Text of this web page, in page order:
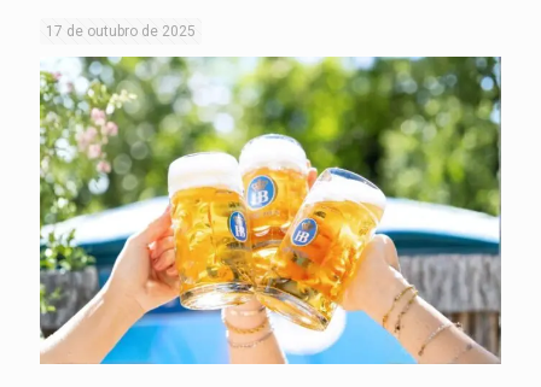
17 de outubro de 2025